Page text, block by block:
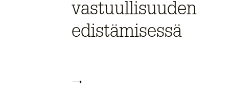
vastuullisuuden
edistämisessä